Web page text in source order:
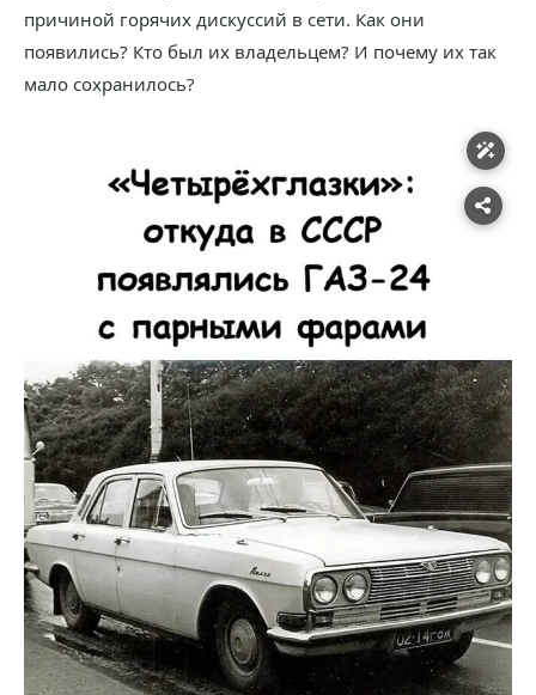
причиной горячих дискуссий в сети. Как они
появились? Кто был их владельцем? И почему их так
мало сохранилось?